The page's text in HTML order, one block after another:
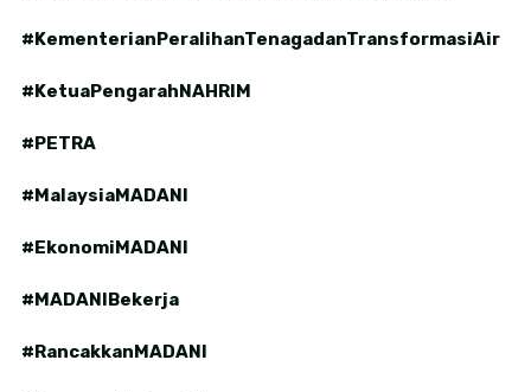
#KementerianPeralihanTenagadanTransformasiAir
#KetuaPengarahNAHRIM
#PETRA
#MalaysiaMADANI
#EkonomiMADANI
#MADANIBekerja
#RancakkanMADANI